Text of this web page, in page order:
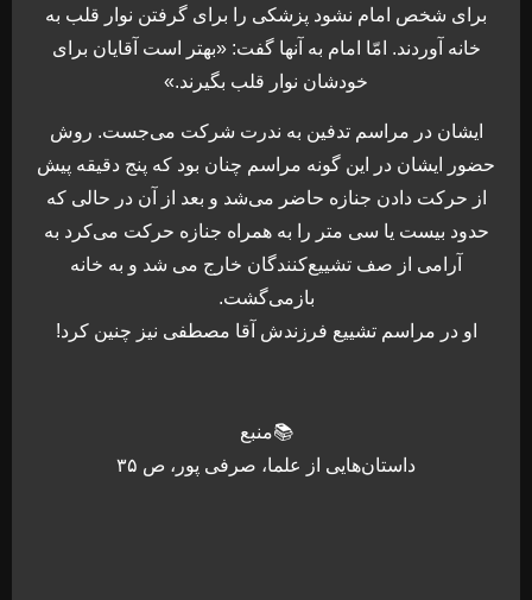
براى شخص امام نشود پزشكى را براى گرفتن نوار قلب به
خانه آوردند. امّا امام به آنها گفت: «بهتر است آقايان براى
خودشان نوار قلب بگيرند.»
ايشان در مراسم تدفين به ندرت شركت مى‌جست. روش
حضور ايشان در اين گونه مراسم چنان بود كه پنج دقيقه پيش
از حركت دادن جنازه حاضر مى‌شد و بعد از آن در حالى كه
حدود بيست يا سى متر را به همراه جنازه حركت مى‌كرد به
آرامى از صف تشييع‌كنندگان خارج مى شد و به خانه
بازمى‌گشت.
او در مراسم تشييع فرزندش آقا مصطفى نيز چنين كرد!
📚منبع
داستان‌هایی از علما، صرفی پور، ص ۳۵